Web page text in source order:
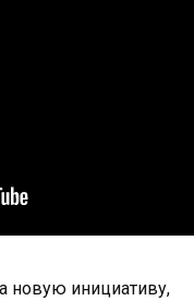
новую инициативу,